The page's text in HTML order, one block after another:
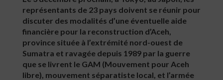
représentants de 23 pays doivent se réunir pour
discuter des modalités d’une éventuelle aide
financière pour la reconstruction d’Aceh,
province située à l’extrémité nord-ouest de
Sumatra et ravagée depuis 1989 par la guerre
que se livrent le GAM (Mouvement pour Aceh
libre), mouvement séparatiste local, et l’armée